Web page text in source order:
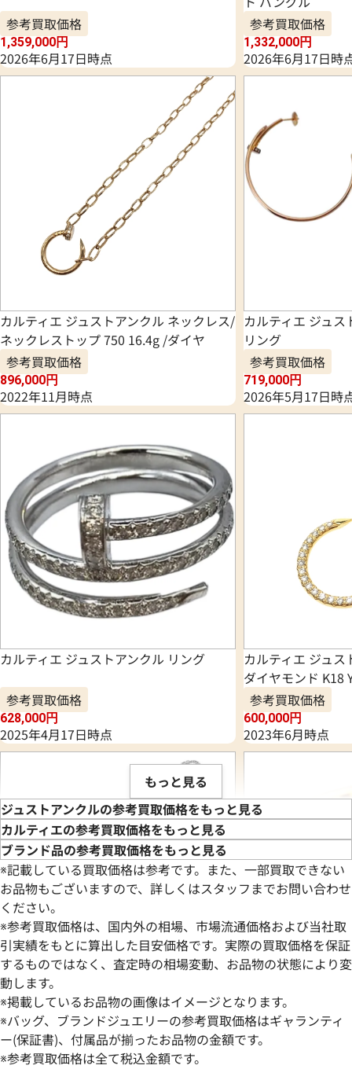
参考買取価格
1,359,000円
2026年6月17日時点
参考買取価格
1,332,000円
2026年6月17日時
カルティエ ジュストアンクル ネックレス/
ネックレストップ 750 16.4g /ダイヤ
参考買取価格
896,000円
2022年11月時点
カルティエ ジュ
リング
参考買取価格
719,000円
2026年5月17日時
カルティエ ジュストアンクル リング
参考買取価格
628,000円
2025年4月17日時点
カルティエ ジュ
ダイヤモンド K18
参考買取価格
600,000円
2023年6月時点
カルティエ ジュストアンクル ネックレス
参考買取価格
551,000円
2025年5月17日時点
カルティエ ジュス
参考買取価格
459,000
もっと見る
ジュストアンクルの参考買取価格をもっと見る
カルティエの参考買取価格をもっと見る
ブランド品の参考買取価格をもっと見る
※記載している買取価格は参考です。また、一部買取できない
お品物もございますので、詳しくはスタッフまでお問い合わせ
ください。
※参考買取価格は、国内外の相場、市場流通価格および当社取
引実績をもとに算出した目安価格です。実際の買取価格を保証
するものではなく、査定時の相場変動、お品物の状態により変
動します。
※掲載しているお品物の画像はイメージとなります。
※バッグ、ブランドジュエリーの参考買取価格はギャランティ
ー(保証書)、付属品が揃ったお品物の金額です。
※参考買取価格は全て税込金額です。